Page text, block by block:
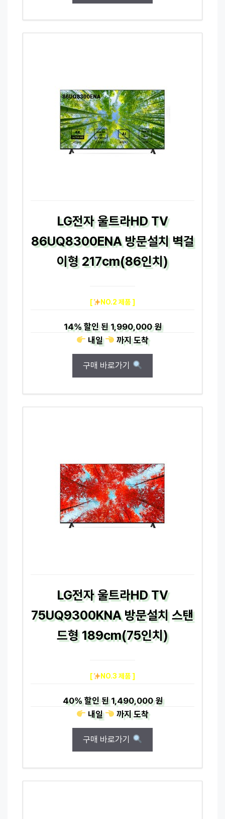
LG전자 울트라HD TV
86UQ8300ENA 방문설치 벽걸
이형 217cm(86인치)
[ NO.2 제품 ]
14%할인 된1,990,000 원
내일
까지도착
구매 바로가기
LG전자 울트라HD TV
75UQ9300KNA 방문설치 스탠
드형 189cm(75인치)
[ NO.3 제품 ]
40%할인 된1,490,000 원
내일
까지도착
구매 바로가기